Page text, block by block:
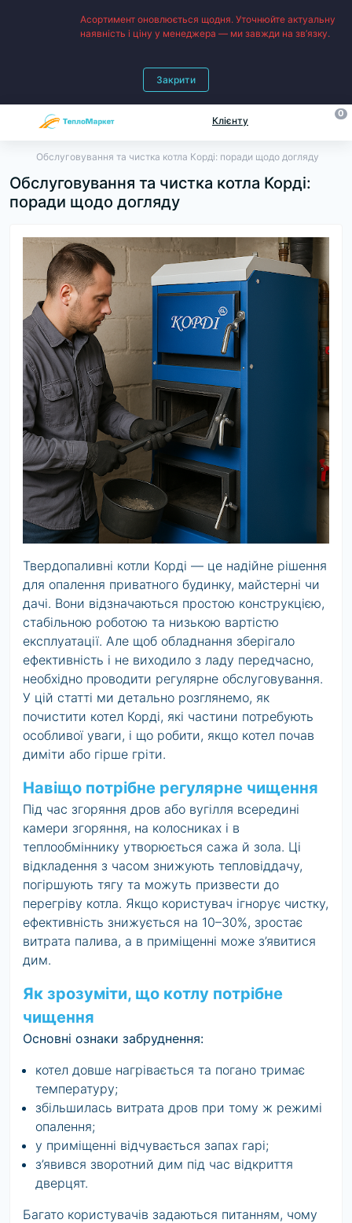
Асортимент оновлюється щодня. Уточнюйте актуальну
наявність і ціну у менеджера — ми завжди на зв’язку.
Закрити
Клієнту
0
Обслуговування та чистка котла Корді: поради щодо догляду
Обслуговування та чистка котла Корді:
поради щодо догляду
Твердопаливні котли Корді — це надійне рішення
для опалення приватного будинку, майстерні чи
дачі. Вони відзначаються простою конструкцією,
стабільною роботою та низькою вартістю
експлуатації. Але щоб обладнання зберігало
ефективність і не виходило з ладу передчасно,
необхідно проводити регулярне обслуговування.
У цій статті ми детально розглянемо, як
почистити котел Корді, які частини потребують
особливої уваги, і що робити, якщо котел почав
диміти або гірше гріти.
Навіщо потрібне регулярне чищення
Під час згоряння дров або вугілля всередині
камери згоряння, на колосниках і в
теплообміннику утворюється сажа й зола. Ці
відкладення з часом знижують тепловіддачу,
погіршують тягу та можуть призвести до
перегріву котла. Якщо користувач ігнорує чистку,
ефективність знижується на 10–30%, зростає
витрата палива, а в приміщенні може з’явитися
дим.
Як зрозуміти, що котлу потрібне
чищення
Основні ознаки забруднення:
котел довше нагрівається та погано тримає
температуру;
збільшилась витрата дров при тому ж режимі
опалення;
у приміщенні відчувається запах гарі;
з’явився зворотний дим під час відкриття
дверцят.
Багато користувачів задаються питанням, чому